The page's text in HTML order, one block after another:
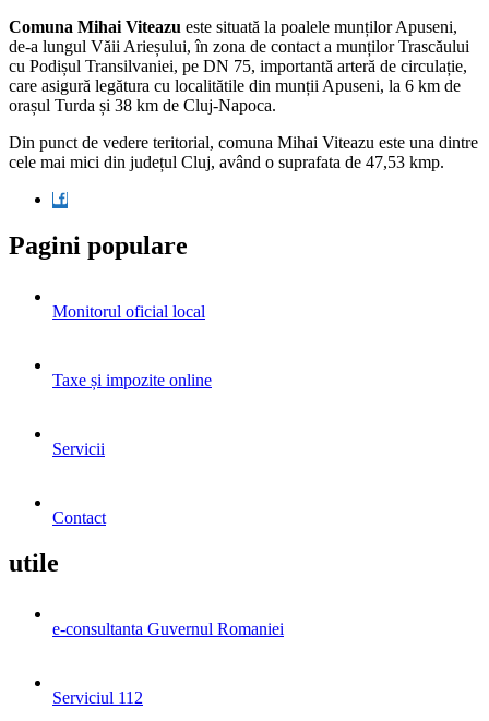
Comuna Mihai Viteazu este situată la poalele munților Apuseni,
de-a lungul Văii Arieșului, în zona de contact a munților Trascăului
cu Podișul Transilvaniei, pe DN 75, importantă arteră de circulație,
care asigură legătura cu localitătile din munții Apuseni, la 6 km de
orașul Turda și 38 km de Cluj-Napoca.
Din punct de vedere teritorial, comuna Mihai Viteazu este una dintre
cele mai mici din județul Cluj, având o suprafata de 47,53 kmp.
Pagini populare
Monitorul oficial local
Taxe și impozite online
Servicii
Contact
utile
e-consultanta Guvernul Romaniei
Serviciul 112